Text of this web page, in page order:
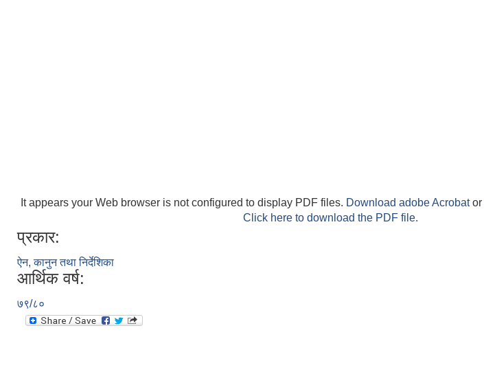
It appears your Web browser is not configured to display PDF files. Download adobe Acrobator
Click here to download the PDF file.
प्रकार:
ऐन, कानुन तथा निर्देशिका
आर्थिक वर्ष:
७९/८०